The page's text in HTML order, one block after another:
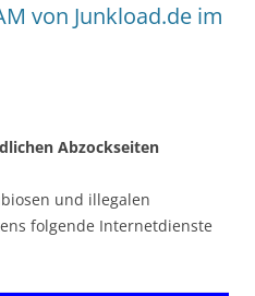
von Junkload.de im
Abzockseiten
und illegalen
folgende Internetdienste